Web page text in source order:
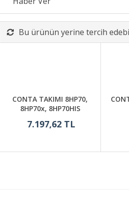
Bu ürünün yerine tercih
CONTA TAKIMI 8HP70,
8HP70x, 8HP70HIS
7.197,62 TL